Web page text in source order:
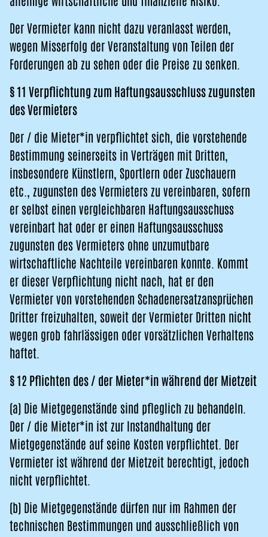
Der Vermieter kann nicht dazu veranlasst werden,
wegen Misserfolg der Veranstaltung von Teilen der
Forderungen ab zu sehen oder die Preise zu senken.
§ 11 Verpflichtung zum Haftungsausschluss zugunsten
des Vermieters
Der / die Mieter*in verpflichtet sich, die vorstehende
Bestimmung seinerseits in Verträgen mit Dritten,
insbesondere Künstlern, Sportlern oder Zuschauern
etc., zugunsten des Vermieters zu vereinbaren, sofern
er selbst einen vergleichbaren Haftungsausschuss
vereinbart hat oder er einen Haftungsausschuss
zugunsten des Vermieters ohne unzumutbare
wirtschaftliche Nachteile vereinbaren konnte. Kommt
er dieser Verpflichtung nicht nach, hat er den
Vermieter von vorstehenden Schadenersatzansprüchen
Dritter freizuhalten, soweit der Vermieter Dritten nicht
wegen grob fahrlässigen oder vorsätzlichen Verhaltens
haftet.
§ 12 Pflichten des / der Mieter*in während der Mietzeit
(a) Die Mietgegenstände sind pfleglich zu behandeln.
Der / die Mieter*in ist zur Instandhaltung der
Mietgegenstände auf seine Kosten verpflichtet. Der
Vermieter ist während der Mietzeit berechtigt, jedoch
nicht verpflichtet.
(b) Die Mietgegenstände dürfen nur im Rahmen der
technischen Bestimmungen und ausschließlich von